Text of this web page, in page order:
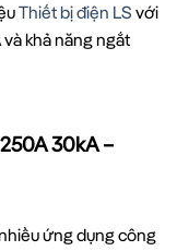
Thiết bị điện LS với
khả năng ngắt
30kA –
ứng dụng công